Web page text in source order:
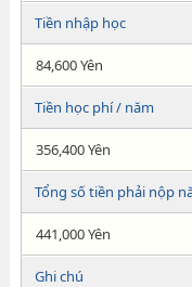
Tiền nhập học
84,600 Yên
Tiền học phí / năm
356,400 Yên
Tổng số tiền phải nộp
441,000 Yên
Ghi chú